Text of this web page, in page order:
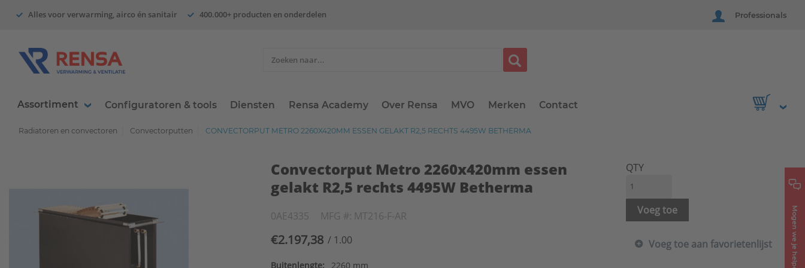
Alles voor verwarming, airco én sanitair 400.000+ producten en onderdelen Professionals
Assortiment Configuratoren & tools Diensten Rensa Academy Over Rensa MVO Merken Contact
Mogen we je helpen?
Radiatoren en convectoren Convectorputten CONVECTORPUT METRO 2260X420MM ESSEN GELAKT R2,5 RECHTS 4495W BETHERMA
Convectorput Metro 2260x420mm essen
gelakt R2,5 rechts 4495W Betherma
0AE4335 MFG #: MT216-F-AR
€2.197,38 / 1.00
Buitenlengte:
2260 mm
QTY
Voeg toe
Voeg toe aan favorietenlijst